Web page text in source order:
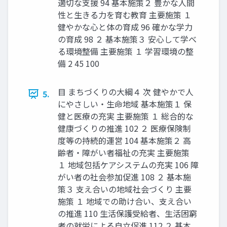
適切な支援 94 基本施策２ 豊かな人間
性と生きる力を育む教育 主要施策 １
健やかな心と体の育成 96 確かな学力
の育成 98 ２ 基本施策３ 安心して学べ
る環境整備 主要施策 １ 学習環境の整
備 2 45 100
5.
目 まちづくりの大綱４ 次 健やかで人
にやさしい・生命地域 基本施策１ 保
健と医療の充実 主要施策 １ 総合的な
健康づくりの推進 102 ２ 医療保険制
度等の持続的運営 104 基本施策２ 高
齢者・障がい者福祉の充実 主要施策
１ 地域包括ケアシステムの充実 106 障
がい者の社会参加促進 108 ２ 基本施
策３ 支え合いの地域社会づくり 主要
施策 １ 地域での助け合い、支え合い
の推進 110 生活保護受給者、生活困窮